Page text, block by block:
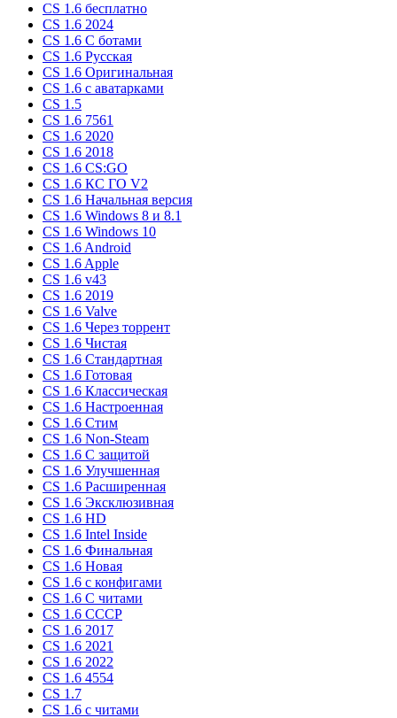
CS 1.6 бесплатно
CS 1.6 2024
CS 1.6 С ботами
CS 1.6 Русская
CS 1.6 Оригинальная
CS 1.6 c аватарками
CS 1.5
CS 1.6 7561
CS 1.6 2020
CS 1.6 2018
CS 1.6 CS:GO
CS 1.6 КС ГО V2
CS 1.6 Начальная версия
CS 1.6 Windows 8 и 8.1
CS 1.6 Windows 10
CS 1.6 Android
CS 1.6 Apple
CS 1.6 v43
CS 1.6 2019
CS 1.6 Valve
CS 1.6 Через торрент
CS 1.6 Чистая
CS 1.6 Стандартная
CS 1.6 Готовая
CS 1.6 Классическая
CS 1.6 Настроенная
CS 1.6 Стим
CS 1.6 Non-Steam
CS 1.6 C защитой
CS 1.6 Улучшенная
CS 1.6 Расширенная
CS 1.6 Эксклюзивная
CS 1.6 HD
CS 1.6 Intel Inside
CS 1.6 Финальная
CS 1.6 Новая
CS 1.6 с конфигами
CS 1.6 С читами
CS 1.6 CCCP
CS 1.6 2017
CS 1.6 2021
CS 1.6 2022
CS 1.6 4554
CS 1.7
CS 1.6 с читами